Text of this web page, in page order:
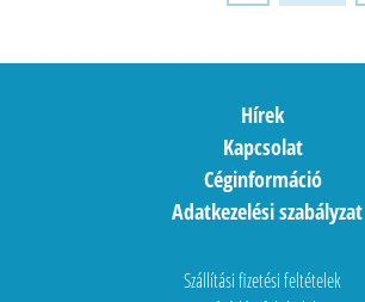
Hírek
Kapcsolat
Céginformáció
Adatkezelési szabályzat
Szállítási fizetési feltételek